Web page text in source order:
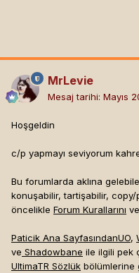
MrLevie
Mesaj tarihi: Mayıs
Hoşgeldin
c/p yapmayı seviyorum
Bu forumlarda aklına
konuşabilir, tartişabilir,
öncelikle Forum Kurallarını ve
Paticik Ana SayfasındanUO,
ve Shadowbane ile ilgili pek
UltimaTR Sözlük bölümlerine